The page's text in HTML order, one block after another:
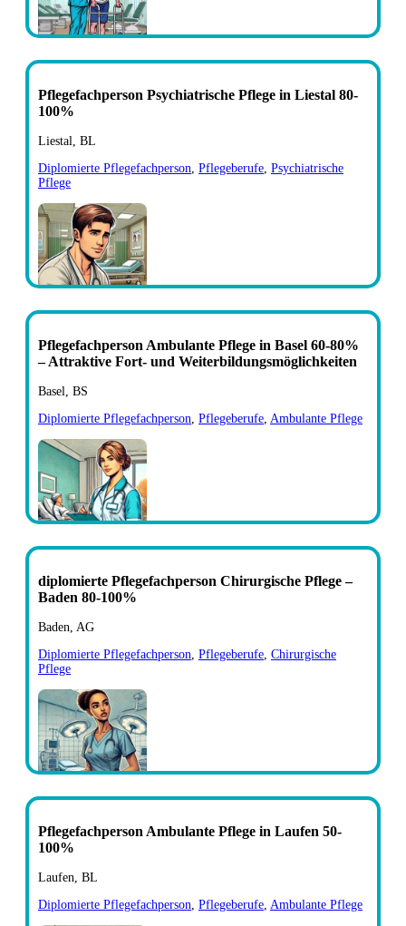
Pflegefachperson Psychiatrische Pflege in Liestal 80-
100%
Liestal, BL
Diplomierte Pflegefachperson Pflegeberufe Psychiatrische
Pflege
Pflegefachperson Ambulante Pflege in Basel 60-80%
– Attraktive Fort- und Weiterbildungsmöglichkeiten
Basel, BS
Diplomierte Pflegefachperson Pflegeberufe Ambulante Pflege
diplomierte Pflegefachperson Chirurgische Pflege –
Baden 80-100%
Baden, AG
Diplomierte Pflegefachperson Pflegeberufe Chirurgische
Pflege
Pflegefachperson Ambulante Pflege in Laufen 50-
100%
Laufen, BL
Diplomierte Pflegefachperson Pflegeberufe Ambulante Pflege